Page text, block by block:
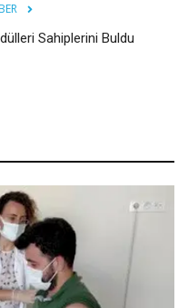
Sahiplerini Buldu